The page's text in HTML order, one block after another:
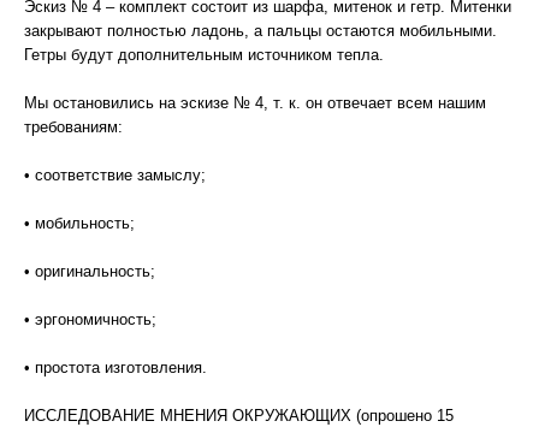
Эскиз № 4 – комплект состоит из шарфа, митенок и гетр. Митенки
закрывают полностью ладонь, а пальцы остаются мобильными.
Гетры будут дополнительным источником тепла.
Мы остановились на эскизе № 4, т. к. он отвечает всем нашим
требованиям:
• соответствие замыслу;
• мобильность;
• оригинальность;
• эргономичность;
• простота изготовления.
ИССЛЕДОВАНИЕ МНЕНИЯ ОКРУЖАЮЩИХ (опрошено 15